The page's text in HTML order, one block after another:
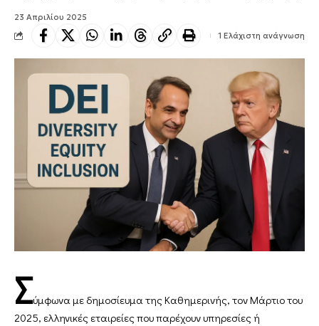
23 Απριλίου 2025
1 Ελάχιστη ανάγνωση
Σύμφωνα με δημοσίευμα της Καθημερινής, τον Μάρτιο του
2025, ελληνικές εταιρείες που παρέχουν υπηρεσίες ή